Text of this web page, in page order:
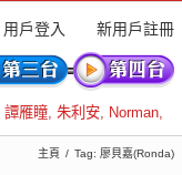
用戶登入 新用戶註冊
譚雁瞳, 朱利安, Norman,
主頁 Tag: 廖貝嘉(Ronda)